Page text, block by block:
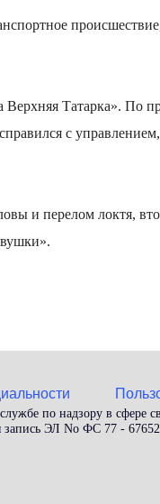
Верхняя Татарка». По
с
и перелом локтя,
по надзору в
запись ЭЛ No ФС 77 -